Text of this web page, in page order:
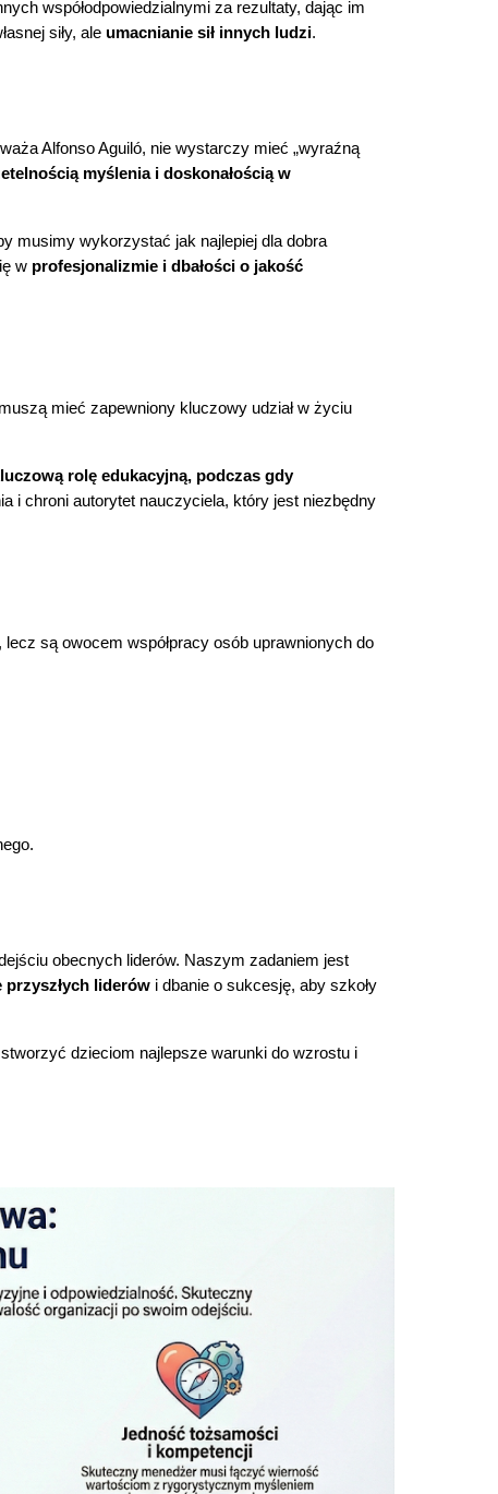
współodpowiedzialnymi za rezultaty, dając im
siły, ale umacnianie sił innych ludzi.
Alfonso Aguiló, nie wystarczy mieć „wyraźną
myślenia i doskonałością w
musimy wykorzystać jak najlepiej dla dobra
w profesjonalizmie i dbałości o jakość
mieć zapewniony kluczowy udział w życiu
rolę edukacyjną, podczas gdy
i chroni autorytet nauczyciela, który jest niezbędny
są owocem współpracy osób uprawnionych do
obecnych liderów. Naszym zadaniem jest
przyszłych liderówi dbanie o sukcesję, aby szkoły
dzieciom najlepsze warunki do wzrostu i